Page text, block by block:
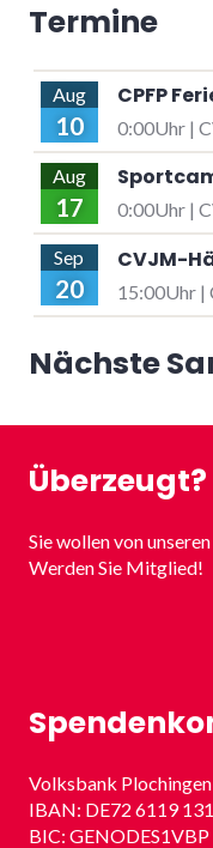
Termine
Aug
10
CPFP
0:00Uhr |
Aug
17 0:00Uhr |
Sep
20
CVJM-
15:00Uhr |
Nächste
Überzeugt?
Sie wollen von
Werden Sie Mitglied!
Volksbank Plochingen
IBAN: DE72 6119
BIC: GENODES1VBP